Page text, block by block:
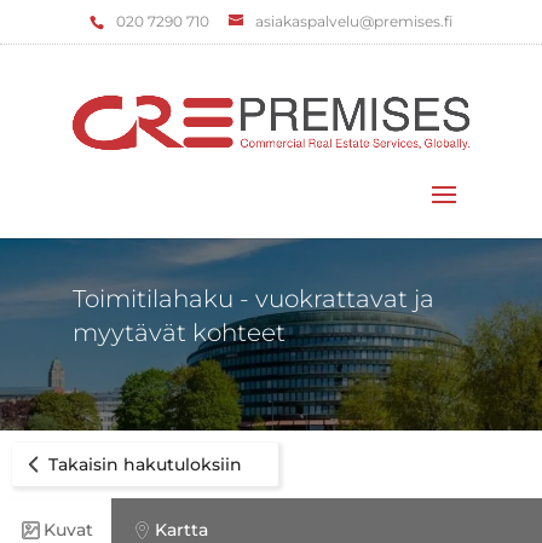
‌020 7290 710 asiakaspalvelu@premises.fi
Toimitilahaku - vuokrattavat ja
myytävät kohteet
Takaisin hakutuloksiin
Kuvat Kartta